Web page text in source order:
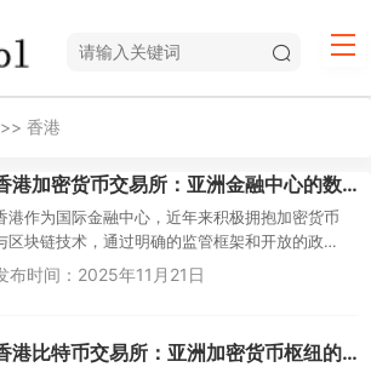
>> 香港
香港加密货币交易所：亚洲金融中心的数字资产新篇章
港作为国际金融中心，近年来积极拥抱加密货币
区块链技术，通过明确的监管框架和开放的政
，吸引了全球加密货币交易所在此布局。本文将
布时间：2025年11月21日
香港比特币交易所：亚洲加密货币枢纽的崛起与机遇